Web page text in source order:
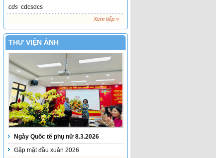
cds cdcsdcs
Xem tiếp »
THƯ VIỆN ẢNH
Ngày Quốc tế phụ nữ 8.3.2026
Gặp mặt đầu xuân 2026